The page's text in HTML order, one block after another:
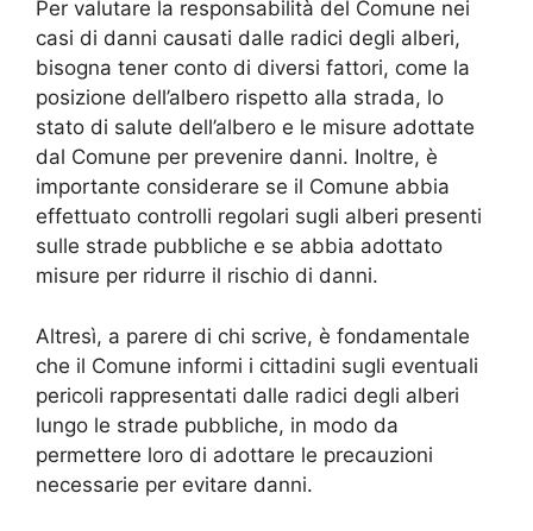
Per valutare la responsabilità del Comune nei
casi di danni causati dalle radici degli alberi,
bisogna tener conto di diversi fattori, come la
posizione dell’albero rispetto alla strada, lo
stato di salute dell’albero e le misure adottate
dal Comune per prevenire danni. Inoltre, è
importante considerare se il Comune abbia
effettuato controlli regolari sugli alberi presenti
sulle strade pubbliche e se abbia adottato
misure per ridurre il rischio di danni.
Altresì, a parere di chi scrive, è fondamentale
che il Comune informi i cittadini sugli eventuali
pericoli rappresentati dalle radici degli alberi
lungo le strade pubbliche, in modo da
permettere loro di adottare le precauzioni
necessarie per evitare danni.